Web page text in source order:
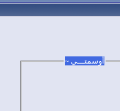
أوسمتـــي ~